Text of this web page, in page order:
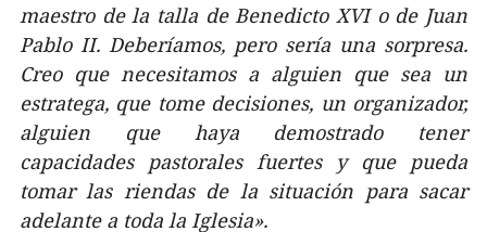
maestro de la talla de Benedicto XVI o de Juan
Pablo II. Deberíamos, pero sería una sorpresa.
Creo que necesitamos a alguien que sea un
estratega, que tome decisiones, un organizador,
alguien que haya demostrado tener
capacidades pastorales fuertes y que pueda
tomar las riendas de la situación para sacar
adelante a toda la Iglesia».